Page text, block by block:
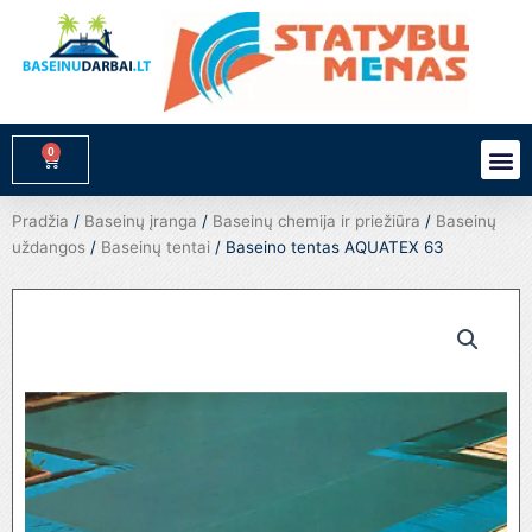
turinio
0
Cart
Pradžia / Baseinų įranga / Baseinų chemija ir priežiūra / Baseinų
uždangos / Baseinų tentai / Baseino tentas AQUATEX 63